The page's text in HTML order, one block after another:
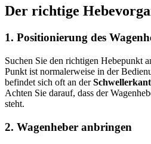
Der richtige
1. Positionierung des
Suchen Sie den richtigen Hebepunkt
Punkt ist normalerweise in der
befindet sich oft an der
Achten Sie darauf, dass der
steht.
2. Wagenheber anbringen